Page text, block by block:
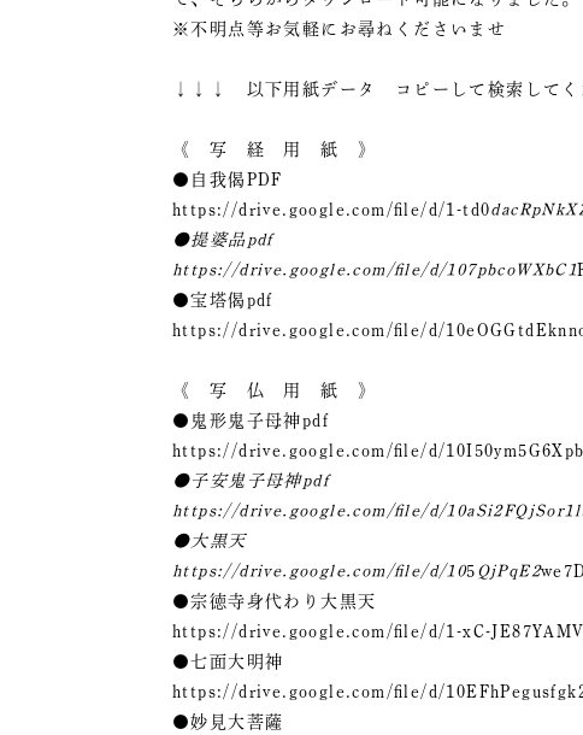
※不明点等お気軽にお尋ねくださいませ
↓↓↓ 以下用紙データ コピーして検索して
《 写 経 用 紙 》
●自我偈PDF
https://drive.google.com/file/d/1-td0
●提婆品pdf
https://drive.google.com/file/d/107pbcoWXbC1
●宝塔偈pdf
https://drive.google.com/file/d/
《 写 仏 用 紙 》
●鬼形鬼子母神pdf
https://drive.google.com/file/d/
●子安鬼子母神pdf
https://drive.google.com/file/d/
●大黒天
https://drive.google.com/file/d/105 QjPqE2
●宗徳寺身代わり大黒天
https://drive.google.com/file/d/1-xC-
●七面大明神
https://drive.google.com/file/d/
●妙見大菩薩